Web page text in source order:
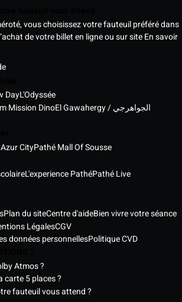
vous choisissez votre fauteuil préféré dans
de votre billet en ligne ou sur siteEn savoir
DayL'Odyssée
Mission Dino
El Gawahergy / الجواهرجي
CityPathé Mall Of Sousse
L'experience PathéPathé Live
Plan du siteCentre d'aideBien vivre votre séance
LégalesCGV
données personnellesPolitique CVD
Atmos ?
carte 5 places ?
fauteuil vous attend ?